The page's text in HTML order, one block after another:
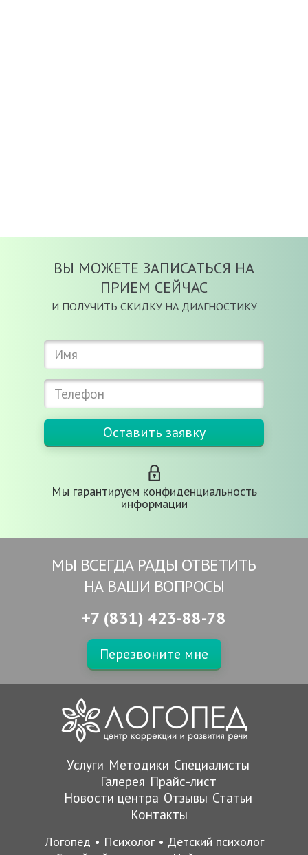
ВЫ МОЖЕТЕ ЗАПИСАТЬСЯ НА
ПРИЕМ СЕЙЧАС
И ПОЛУЧИТЬ СКИДКУ НА ДИАГНОСТИКУ
Мы гарантируем конфиденциальность
информации
МЫ ВСЕГДА РАДЫ ОТВЕТИТЬ
НА ВАШИ ВОПРОСЫ
+7 (831) 423-88-78
Перезвоните мне
Услуги Методики Специалисты
Галерея Прайс-лист
Новости центра Отзывы Статьи
Контакты
Логопед • Психолог• Детский психолог